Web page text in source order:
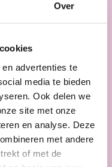
Over
advertenties te
media te bieden
Ook delen we
site met onze
en analyse. Deze
met andere
of met de
kinderen niet
Wel kunnen we
rijkdom van de